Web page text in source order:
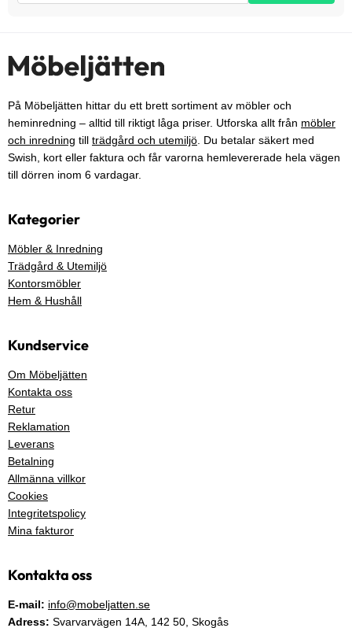
På Möbeljätten hittar du ett brett sortiment av möbler och
heminredning – alltid till riktigt låga priser. Utforska allt från möbler
och inredning till trädgård och utemiljö. Du betalar säkert med
Swish, kort eller faktura och får varorna hemlevererade hela vägen
till dörren inom 6 vardagar.
Kategorier
Möbler & Inredning
Trädgård & Utemiljö
Kontorsmöbler
Hem & Hushåll
Kundservice
Om Möbeljätten
Kontakta oss
Retur
Reklamation
Leverans
Betalning
Allmänna villkor
Cookies
Integritetspolicy
Mina fakturor
Kontakta oss
E-mail: info@mobeljatten.se
Adress: Svarvarvägen 14A, 142 50, Skogås